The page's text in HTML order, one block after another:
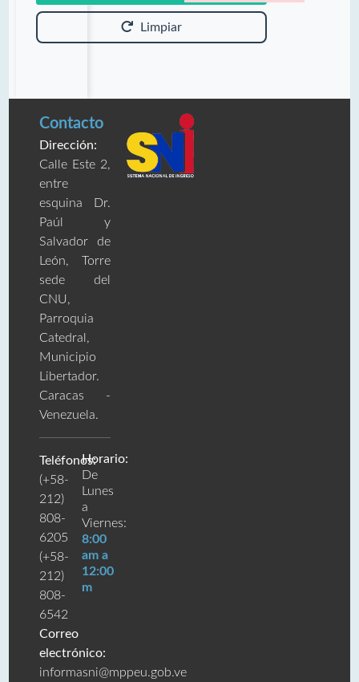
Limpiar
Contacto
Dirección:
Calle Este 2,
entre
esquina Dr.
Paúl y
Salvador de
León, Torre
sede del
CNU,
Parroquia
Catedral,
Municipio
Libertador.
Caracas -
Venezuela.
Teléfonos:
(+58-
212)
808-
6205
(+58-
212)
808-
6542
Correo
electrónico:
informasni@mppeu.gob.ve
Horario:
De
Lunes
a
Viernes:
8:00
am a
12:00
m